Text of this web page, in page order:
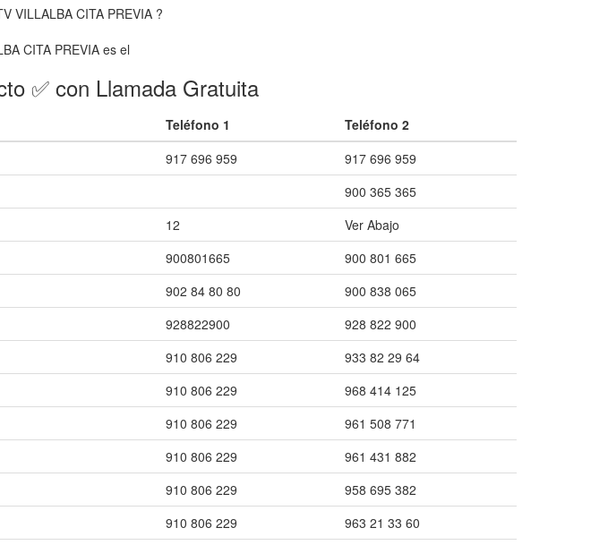
VILLALBA CITA PREVIA ?
CITA PREVIA es el
✅ con Llamada Gratuita
Teléfono 1
Teléfono 2
917 696 959
917 696 959
900 365 365
12
Ver Abajo
900801665
900 801 665
902 84 80 80
900 838 065
928822900
928 822 900
910 806 229
933 82 29 64
910 806 229
968 414 125
910 806 229
961 508 771
910 806 229
961 431 882
910 806 229
958 695 382
910 806 229 963 21 33 60